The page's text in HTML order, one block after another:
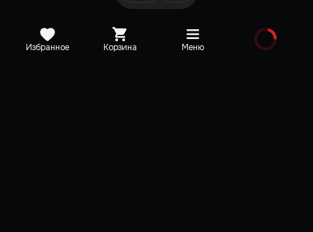
Избранное Корзина Меню